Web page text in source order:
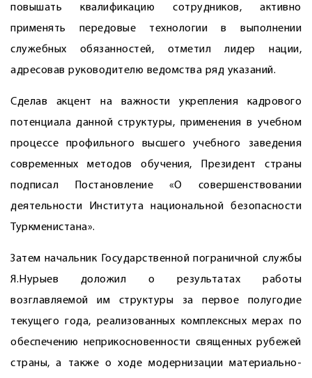
повышать квалификацию сотрудников, активно
применять передовые технологии в выполнении
служебных обязанностей, отметил лидер нации,
адресовав руководителю ведомства ряд указаний.
Сделав акцент на важности укрепления кадрового
потенциала данной структуры, применения в учебном
процессе профильного высшего учебного заведения
современных методов обучения, Президент страны
подписал Постановление «О совершенствовании
деятельности Института национальной безопасности
Туркменистана».
Затем начальник Государственной пограничной службы
Я.Нурыев доложил о результатах работы
возглавляемой им структуры за первое полугодие
текущего года, реализованных комплексных мерах по
обеспечению неприкосновенности священных рубежей
страны, а также о ходе модернизации материально-